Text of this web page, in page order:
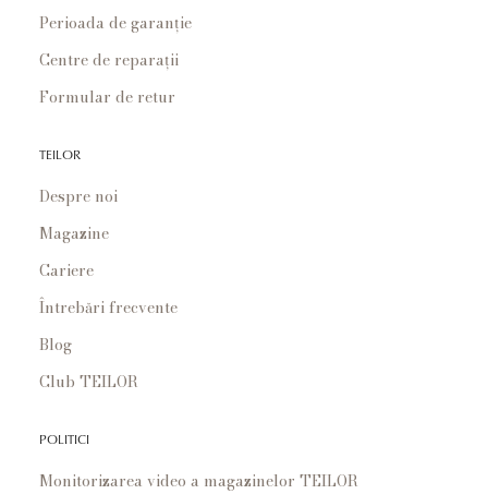
Perioada de garanție
Centre de reparații
Formular de retur
TEILOR
Despre noi
Magazine
Cariere
Întrebări frecvente
Blog
Club TEILOR
POLITICI
Monitorizarea video a magazinelor TEILOR